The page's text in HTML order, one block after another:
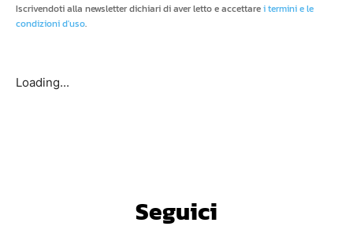
Iscrivendoti alla newsletter dichiari di aver letto e accettarei termini e le
condizioni d'uso.
Loading...
Seguici